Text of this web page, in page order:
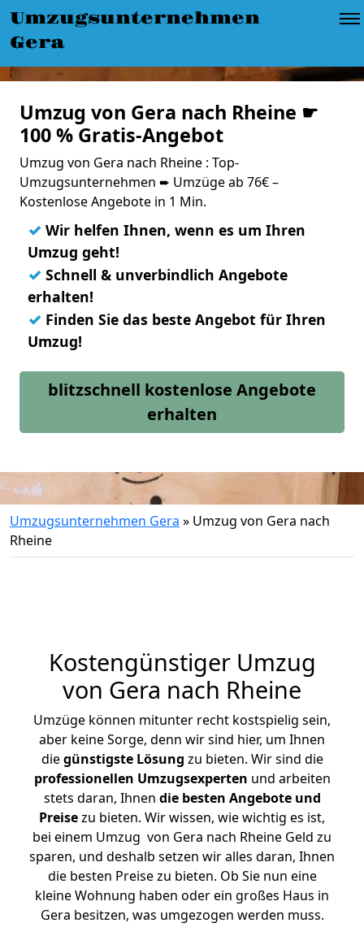
Umzugsunternehmen
Gera
Umzug von Gera nach Rheine ☛
100 % Gratis-Angebot
Umzug von Gera nach Rheine : Top-
Umzugsunternehmen ➨ Umzüge ab 76€ –
Kostenlose Angebote in 1 Min.
✓ Wir helfen Ihnen, wenn es um Ihren
Umzug geht!
✓ Schnell & unverbindlich Angebote
erhalten!
✓ Finden Sie das beste Angebot für Ihren
Umzug!
blitzschnell kostenlose Angebote
erhalten
Umzugsunternehmen Gera » Umzug von Gera nach
Rheine
Kostengünstiger Umzug
von Gera nach Rheine
Umzüge können mitunter recht kostspielig sein,
aber keine Sorge, denn wir sind hier, um Ihnen
diegünstigste Lösung zu bieten. Wir sind die
professionellen Umzugsexperten und arbeiten
stets daran, Ihnen die besten Angebote und
Preisezu bieten. Wir wissen, wie wichtig es ist,
bei einem Umzug von Gera nach Rheine Geld zu
sparen, und deshalb setzen wir alles daran, Ihnen
die besten Preise zu bieten. Ob Sie nun eine
kleine Wohnung haben oder ein großes Haus in
Gera besitzen, was umgezogen werden muss.